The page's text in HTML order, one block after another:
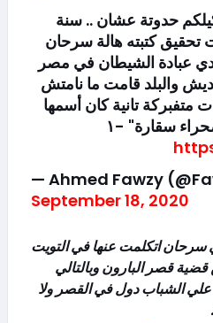
حدوتة عشان .. سنة
تحقيق كتبته هالة سرحان
عبادة الشيطان في مصر
والبلد قامت ما نامتش
تانية كان أسمها
سقارة" -١
— Ahmed Fawzy
September 18, 2020
سرحان اتكلمت عنها في التويت
قصر البارون وبالتالي
الشباب دول في القصر ولا